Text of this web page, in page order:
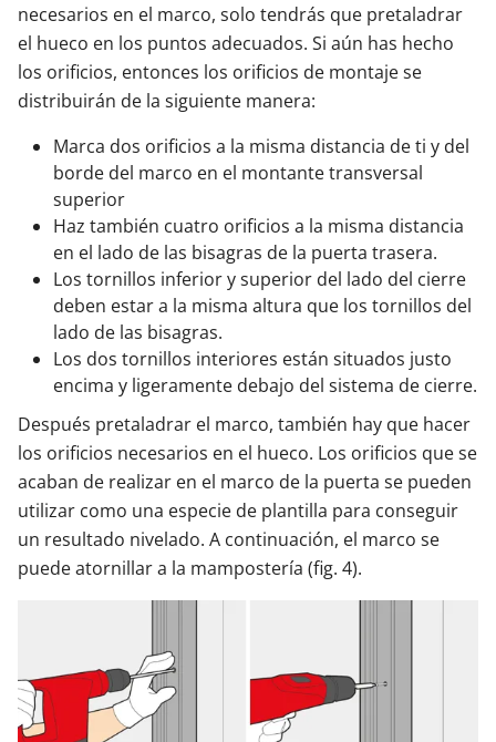
necesarios en el marco, solo tendrás que pretaladrar
el hueco en los puntos adecuados. Si aún has hecho
los orificios, entonces los orificios de montaje se
distribuirán de la siguiente manera:
Marca dos orificios a la misma distancia de ti y del
borde del marco en el montante transversal
superior
Haz también cuatro orificios a la misma distancia
en el lado de las bisagras de la puerta trasera.
Los tornillos inferior y superior del lado del cierre
deben estar a la misma altura que los tornillos del
lado de las bisagras.
Los dos tornillos interiores están situados justo
encima y ligeramente debajo del sistema de cierre.
Después pretaladrar el marco, también hay que hacer
los orificios necesarios en el hueco. Los orificios que se
acaban de realizar en el marco de la puerta se pueden
utilizar como una especie de plantilla para conseguir
un resultado nivelado. A continuación, el marco se
puede atornillar a la mampostería (fig. 4).